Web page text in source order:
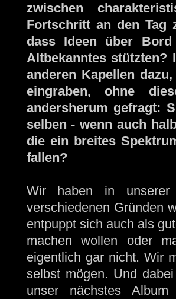
zwischen
Fortschritt an den Tag
dass Ideen über
Altbekanntes stützten?
anderen Kapellen
eingraben, ohne
andersherum gefragt:
selben - wenn auch
die ein breites
fallen?
Wir haben in unserer
verschiedenen Gründen
entpuppt sich auch als
machen wollen oder
eigentlich gar nicht. Wir
selbst mögen. Und
unser nächstes